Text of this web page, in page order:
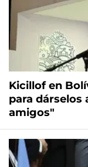
Kicillof en
para dárselos
amigos"